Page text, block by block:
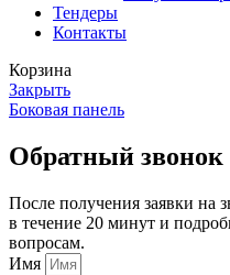
Тендеры
Контакты
Корзина
Закрыть
Боковая панель
Обратный звонок
После получения заявки на
в течение 20 минут и
вопросам.
Имя